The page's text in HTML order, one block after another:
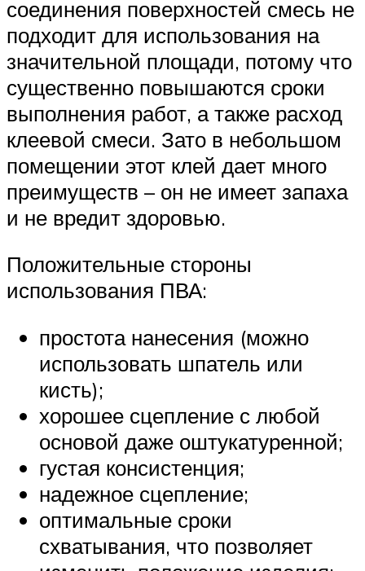
соединения поверхностей смесь не
подходит для использования на
значительной площади, потому что
существенно повышаются сроки
выполнения работ, а также расход
клеевой смеси. Зато в небольшом
помещении этот клей дает много
преимуществ – он не имеет запаха
и не вредит здоровью.
Положительные стороны
использования ПВА:
простота нанесения (можно
использовать шпатель или
кисть);
хорошее сцепление с любой
основой даже оштукатуренной;
густая консистенция;
надежное сцепление;
оптимальные сроки
схватывания, что позволяет